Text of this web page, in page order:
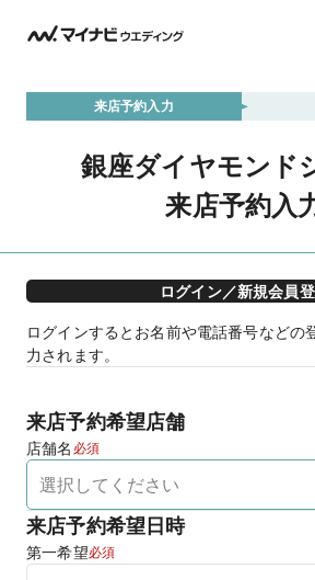
来店予約入力
銀座ダイヤモンド
来店予約入
ログイン／新規会員
ログインするとお名前や電話番号などの
力されます。
来店予約希望店舗
店舗名 必須
来店予約希望日時
第一希望必須